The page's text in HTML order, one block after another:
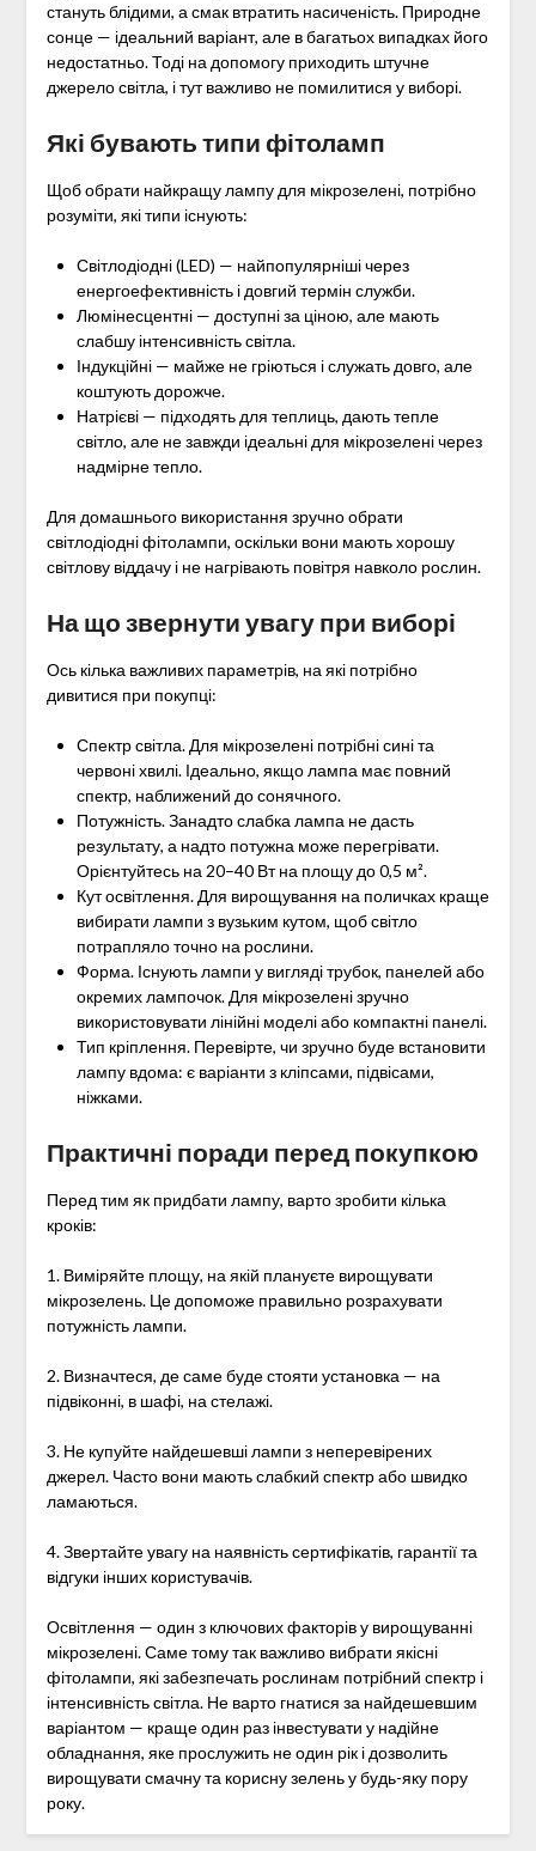
стануть блідими, а смак втратить насиченість. Природне
сонце — ідеальний варіант, але в багатьох випадках його
недостатньо. Тоді на допомогу приходить штучне
джерело світла, і тут важливо не помилитися у виборі.
Які бувають типи фітоламп
Щоб обрати найкращу лампу для мікрозелені, потрібно
розуміти, які типи існують:
Світлодіодні (LED) — найпопулярніші через
енергоефективність і довгий термін служби.
Люмінесцентні — доступні за ціною, але мають
слабшу інтенсивність світла.
Індукційні — майже не гріються і служать довго, але
коштують дорожче.
Натрієві — підходять для теплиць, дають тепле
світло, але не завжди ідеальні для мікрозелені через
надмірне тепло.
Для домашнього використання зручно обрати
світлодіодні фітолампи, оскільки вони мають хорошу
світлову віддачу і не нагрівають повітря навколо рослин.
На що звернути увагу при виборі
Ось кілька важливих параметрів, на які потрібно
дивитися при покупці:
Спектр світла. Для мікрозелені потрібні сині та
червоні хвилі. Ідеально, якщо лампа має повний
спектр, наближений до сонячного.
Потужність. Занадто слабка лампа не дасть
результату, а надто потужна може перегрівати.
Орієнтуйтесь на 20–40 Вт на площу до 0,5 м².
Кут освітлення. Для вирощування на поличках краще
вибирати лампи з вузьким кутом, щоб світло
потрапляло точно на рослини.
Форма. Існують лампи у вигляді трубок, панелей або
окремих лампочок. Для мікрозелені зручно
використовувати лінійні моделі або компактні панелі.
Тип кріплення. Перевірте, чи зручно буде встановити
лампу вдома: є варіанти з кліпсами, підвісами,
ніжками.
Практичні поради перед покупкою
Перед тим як придбати лампу, варто зробити кілька
кроків:
1. Виміряйте площу, на якій плануєте вирощувати
мікрозелень. Це допоможе правильно розрахувати
потужність лампи.
2. Визначтеся, де саме буде стояти установка — на
підвіконні, в шафі, на стелажі.
3. Не купуйте найдешевші лампи з неперевірених
джерел. Часто вони мають слабкий спектр або швидко
ламаються.
4. Звертайте увагу на наявність сертифікатів, гарантії та
відгуки інших користувачів.
Освітлення — один з ключових факторів у вирощуванні
мікрозелені. Саме тому так важливо вибрати якісні
фітолампи, які забезпечать рослинам потрібний спектр і
інтенсивність світла. Не варто гнатися за найдешевшим
варіантом — краще один раз інвестувати у надійне
обладнання, яке прослужить не один рік і дозволить
вирощувати смачну та корисну зелень у будь-яку пору
року.